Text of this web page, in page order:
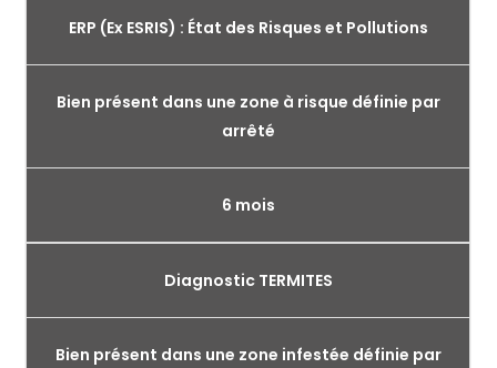
ERP (Ex ESRIS) : État des Risques et Pollutions
Bien présent dans une zone à risque définie par
arrêté
6 mois
Diagnostic TERMITES
Bien présent dans une zone infestée définie par